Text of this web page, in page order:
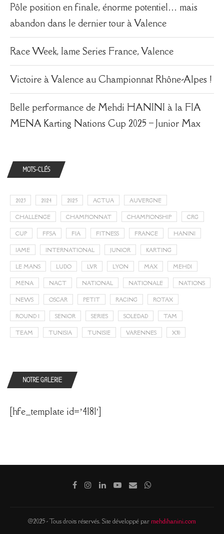
Pôle position en finale, énorme potentiel… mais
abandon dans le dernier tour à Valence
Race Week, Iame Series France, Valence
Victoire à Valence au Championnat Rhône-Alpes !
Belle performance de Mehdi HANINI à la FIA
MENA Karting Nations Cup 2025 – Junior Max
MOTS-CLÉS
2023 2024 2025 ACTUA AUVERGNE
CHALLENGE CHAMPIONNAT CHAMPIONSHIP CRG
CUP FFSA FIA FITNESS FRANCE HANINI
IAME INTERNATIONAL JUNIOR KARTING
LE MANS LUDO LVR LYON MAX MEHDI
MENA NACT NATIONAL NATIONALE NATIONS
NEWS OSCAR PETIT RACING ROTAX
ROUND 1 SENIOR SERIES SOLEDAD TAM
TEAM TUNISIA TUNISIE VARENNES X30
NOTRE GALERIE
[hfe_template id=’4181′]
@2025 - Tous droits réservés. Site développé parmehdihanini.com